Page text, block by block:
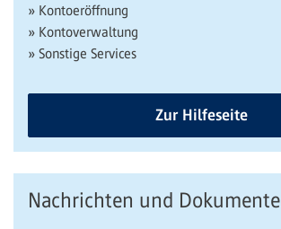
» Kontoeröffnung
» Kontoverwaltung
» Sonstige Services
Zur Hilfeseite
Nachrichten und Dokumente